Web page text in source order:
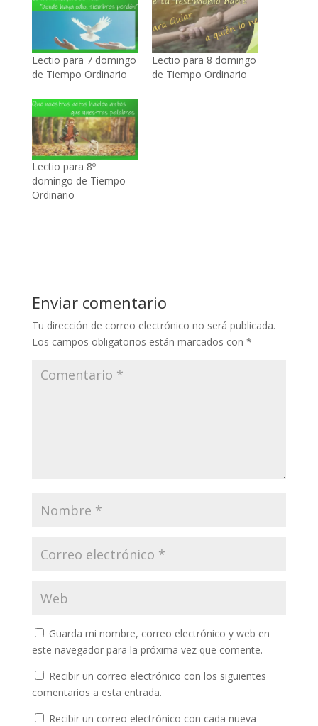
Lectio para 7 domingo
de Tiempo Ordinario
Lectio para 8 domingo
de Tiempo Ordinario
Lectio para 8º
domingo de Tiempo
Ordinario
Enviar comentario
Tu dirección de correo electrónico no será publicada.
Los campos obligatorios están marcados con *
Guarda mi nombre, correo electrónico y web en
este navegador para la próxima vez que comente.
Recibir un correo electrónico con los siguientes
comentarios a esta entrada.
Recibir un correo electrónico con cada nueva